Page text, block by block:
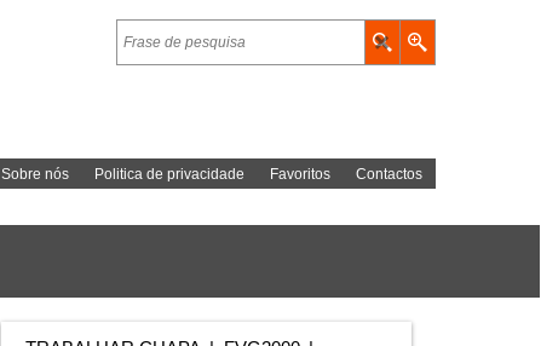
Sobre nós Politica de privacidade Favoritos Contactos